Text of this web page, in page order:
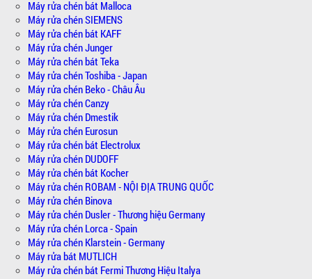
Máy rửa chén bát Malloca
Máy rửa chén SIEMENS
Máy rửa chén bát KAFF
Máy rửa chén Junger
Máy rửa chén bát Teka
Máy rửa chén Toshiba - Japan
Máy rửa chén Beko - Châu Âu
Máy rửa chén Canzy
Máy rửa chén Dmestik
Máy rửa chén Eurosun
Máy rửa chén bát Electrolux
Máy rửa chén DUDOFF
Máy rửa chén bát Kocher
Máy rửa chén ROBAM - NỘI ĐỊA TRUNG QUỐC
Máy rửa chén Binova
Máy rửa chén Dusler - Thương hiệu Germany
Máy rửa chén Lorca - Spain
Máy rửa chén Klarstein - Germany
Máy rửa bát MUTLICH
Máy rửa chén bát Fermi Thương Hiệu Italya